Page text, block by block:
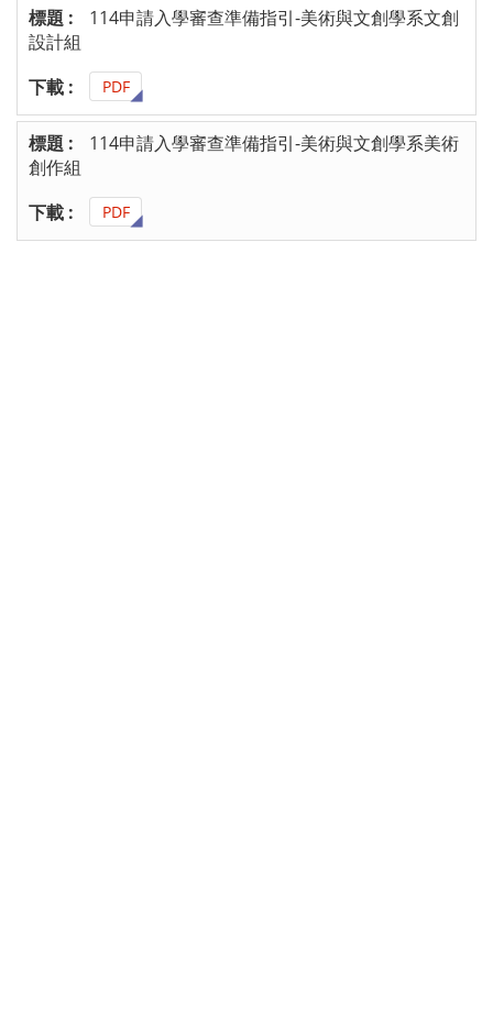
114申請入學審查準備指引-美術與文創學系文創
設計組
PDF
114申請入學審查準備指引-美術與文創學系美術
創作組
PDF